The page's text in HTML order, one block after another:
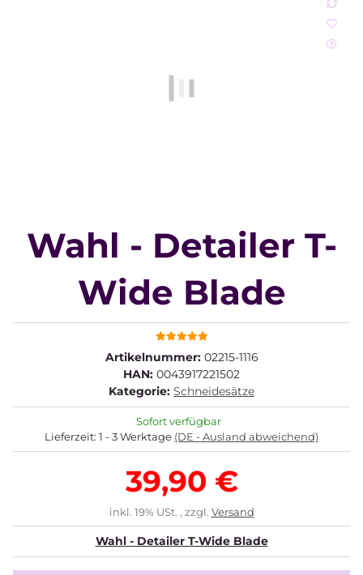
Wahl - Detailer T-
Wide Blade
Artikelnummer: 02215-1116
HAN: 0043917221502
Kategorie: Schneidesätze
Sofort verfügbar
Lieferzeit: 1 - 3 Werktage (DE - Ausland abweichend)
39,90 €
inkl. 19% USt. , zzgl. Versand
Wahl - Detailer T-Wide Blade